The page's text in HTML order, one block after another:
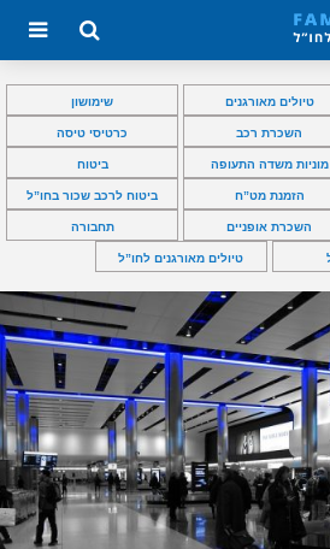
טיולים מאורגנים שימושון
השכרת רכב כרטיסי טיסה
מוניות משדה התעופה ביטוח
הזמנת מט”ח ביטוח לרכב שכור בחו”ל
השכרת אופניים תחבורה
טיולים מאורגנים לחו”ל